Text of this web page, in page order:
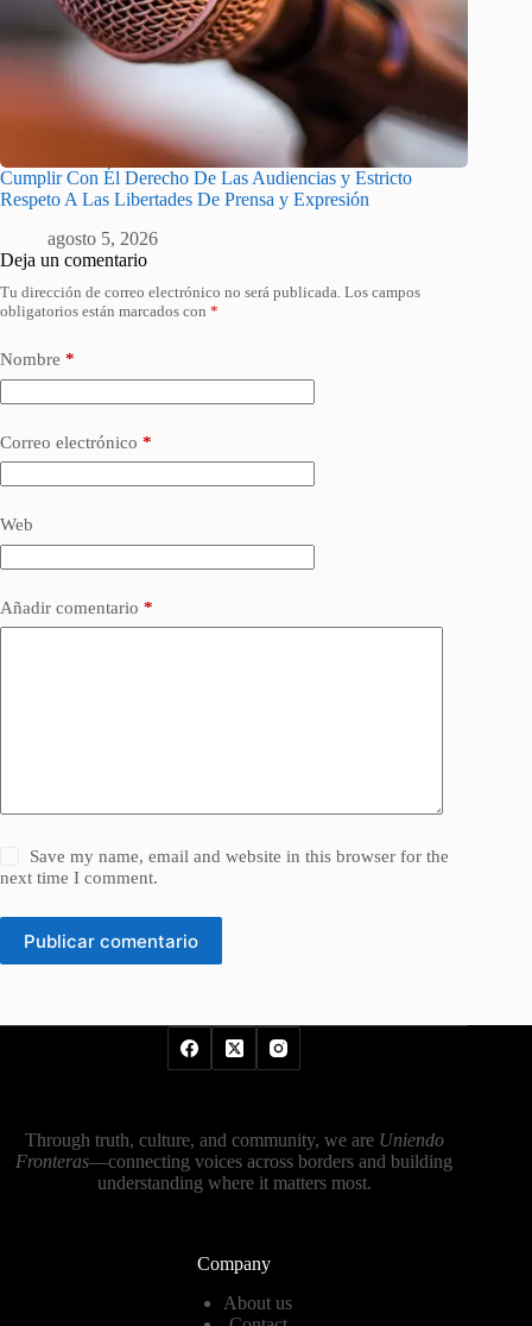
Cumplir Con Él Derecho De Las Audiencias y Estricto
Respeto A Las Libertades De Prensa y Expresión
agosto 5, 2026
Deja un comentario
Tu dirección de correo electrónico no será publicada. Los campos
obligatorios están marcados con *
Nombre *
Correo electrónico *
Web
Añadir comentario *
Save my name, email and website in this browser for the
next time I comment.
Publicar comentario
Through truth, culture, and community, we are Uniendo
Fronteras—connecting voices across borders and building
understanding where it matters most.
Company
About us